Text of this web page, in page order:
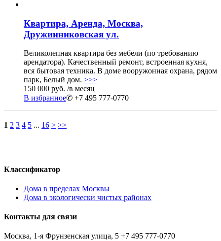
Квартира, Аренда, Москва,
Дружинниковская ул.
Великолепная квартира без мебели (по требованию
арендатора). Качественный ремонт, встроенная кухня,
вся бытовая техника. В доме вооружонная охрана, рядом
парк, Белый дом. >>>
150 000 руб. /в месяц
В избранное✆ +7 495 777-0770
1 2 3 4 5 ... 16 > >>
Классификатор
Дома в пределах Москвы
Дома в экологически чистых районах
Контакты для связи
Москва, 1-я Фрунзенская улица, 5 +7 495 777-0770